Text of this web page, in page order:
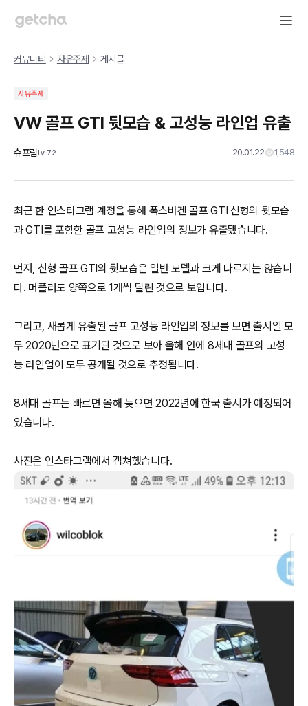
커뮤니티 자유주제 게시글
자유주제
VW 골프 GTI 뒷모습 & 고성능 라인업 유출
슈프림Lv 72 20.01.22 1,548
최근 한 인스타그램 계정을 통해 폭스바겐 골프 GTI 신형의 뒷모습
과 GTI를 포함한 골프 고성능 라인업의 정보가 유출됐습니다.
먼저, 신형 골프 GTI의 뒷모습은 일반 모델과 크게 다르지는 않습니
다. 머플러도 양쪽으로 1개씩 달린 것으로 보입니다.
그리고, 새롭게 유출된 골프 고성능 라인업의 정보를 보면 출시일 모
두 2020년으로 표기된 것으로 보아 올해 안에 8세대 골프의 고성
능 라인업이 모두 공개될 것으로 추정됩니다.
8세대 골프는 빠르면 올해 늦으면 2022년에 한국 출시가 예정되어
있습니다.
사진은 인스타그램에서 캡쳐했습니다.